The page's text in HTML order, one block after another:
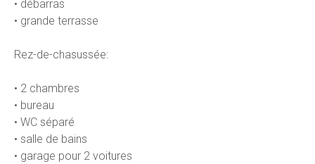
• débarras
• grande terrasse
Rez-de-chasussée:
• 2 chambres
• bureau
• WC séparé
• salle de bains
• garage pour 2 voitures